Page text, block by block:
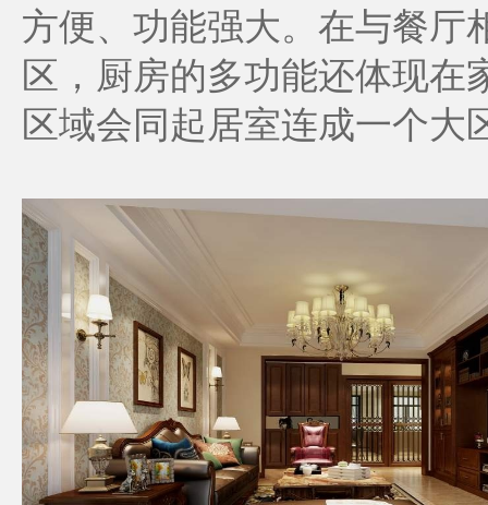
方便、功能强大。在与餐厅
区，厨房的多功能还体现
区域会同起居室连成一个